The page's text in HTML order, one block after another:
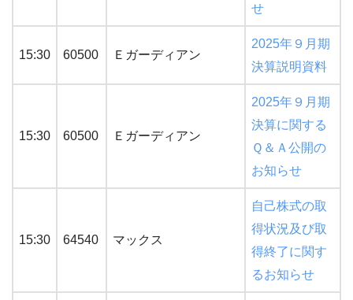
せ
15:30 60500 Ｅガーディアン
2025年９月期
決算説明資料
15:30 60500 Ｅガーディアン
2025年９月期
決算に関する
Ｑ＆Ａ公開の
お知らせ
15:30 64540 マックス
自己株式の取
得状況及び取
得終了に関す
るお知らせ